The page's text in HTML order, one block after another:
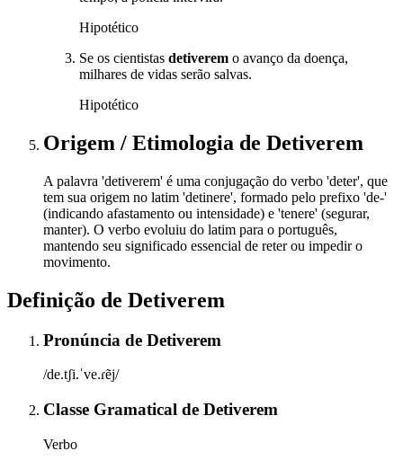
Hipotético
Se os cientistas detiverem o avanço da doença,
milhares de vidas serão salvas.
Hipotético
Origem / Etimologia de Detiverem
A palavra 'detiverem' é uma conjugação do verbo 'deter', que
tem sua origem no latim 'detinere', formado pelo prefixo 'de-'
(indicando afastamento ou intensidade) e 'tenere' (segurar,
manter). O verbo evoluiu do latim para o português,
mantendo seu significado essencial de reter ou impedir o
movimento.
Definição de Detiverem
Pronúncia de Detiverem
/de.tʃi.ˈve.ɾẽj/
Classe Gramatical de Detiverem
Verbo